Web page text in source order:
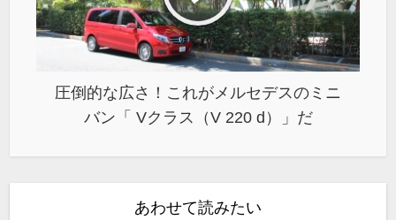
圧倒的な広さ！これがメルセデスのミニ
バン「 Vクラス（V 220 d）」だ
あわせて読みたい